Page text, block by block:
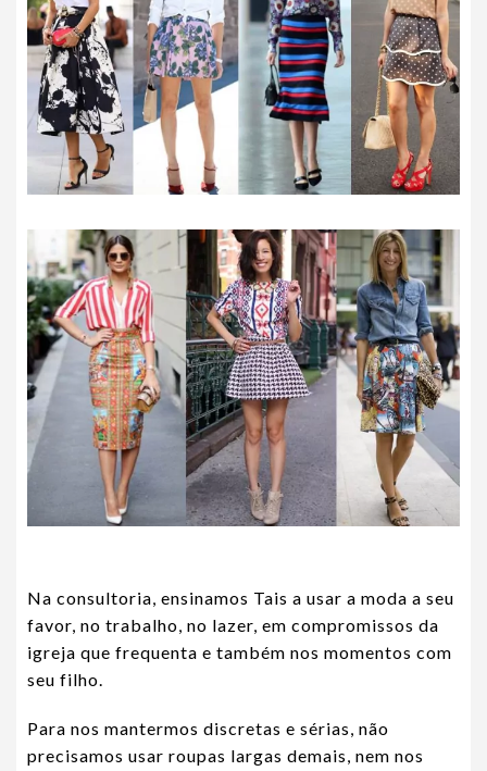
Na consultoria, ensinamos Tais a usar a moda a seu
favor, no trabalho, no lazer, em compromissos da
igreja que frequenta e também nos momentos com
seu filho.
Para nos mantermos discretas e sérias, não
precisamos usar roupas largas demais, nem nos